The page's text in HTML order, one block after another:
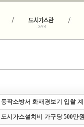
동작소방서 화재경보기 입찰
도시가스설치비 가구당 500만